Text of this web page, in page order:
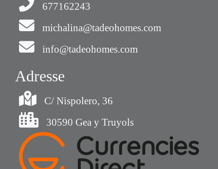
677162243
michalina@tadeohomes.com
info@tadeohomes.com
Adresse
C/ Nispolero, 36
30590 Gea y Truyols